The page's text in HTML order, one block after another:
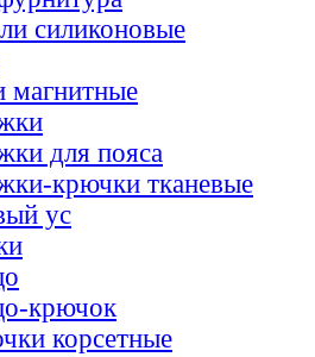
силиконовые
магнитные
для пояса
крючки тканевые
ус
крючок
корсетные